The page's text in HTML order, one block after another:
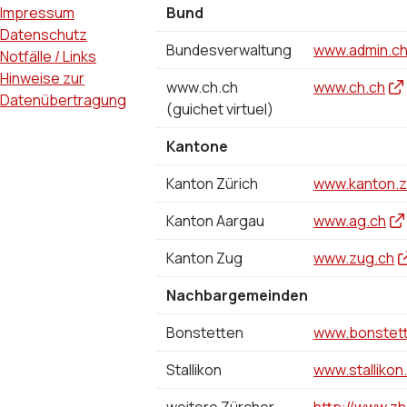
Impressum
Datenschutz
Notfälle / Links
Hinweise zur
Datenübertragung
Bund
Bundesverwaltung
www.admin.ch
www.ch.ch
(guichet virtuel)
www.ch.ch
Kantone
Kanton Zürich
Kanton Aargau
www.ag.ch
Kanton Zug
www.zug.ch
Nachbargemeinden
Bonstetten
Stallikon